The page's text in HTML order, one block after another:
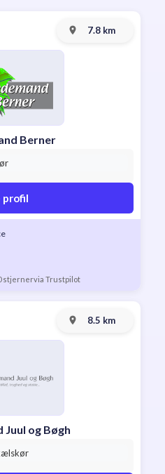
7.8 km
Berner
profil
stjernervia Trustpilot
8.5 km
Juul og Bøgh